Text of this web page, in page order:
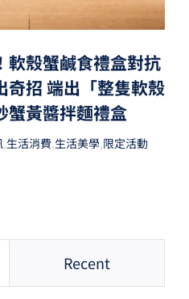
軟殼蟹鹹食禮盒對抗
奇招 端出「整隻軟殼
蟹黃醬拌麵禮盒
,生活消費,生活美學,限定活動
Recent